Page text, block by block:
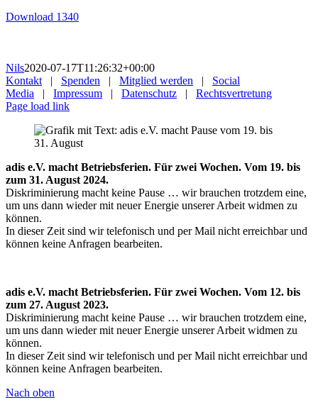
Download 1340
Nils2020-07-17T11:26:32+00:00
Kontakt | Spenden | Mitglied werden | Social
Media | Impressum | Datenschutz | Rechtsvertretung
Page load link
adis e.V. macht Betriebsferien. Für zwei Wochen. Vom 19. bis
zum 31. August 2024.
Diskriminierung macht keine Pause … wir brauchen trotzdem eine,
um uns dann wieder mit neuer Energie unserer Arbeit widmen zu
können.
In dieser Zeit sind wir telefonisch und per Mail nicht erreichbar und
können keine Anfragen bearbeiten.
adis e.V. macht Betriebsferien. Für zwei Wochen. Vom 12. bis
zum 27. August 2023.
Diskriminierung macht keine Pause … wir brauchen trotzdem eine,
um uns dann wieder mit neuer Energie unserer Arbeit widmen zu
können.
In dieser Zeit sind wir telefonisch und per Mail nicht erreichbar und
können keine Anfragen bearbeiten.
Nach oben